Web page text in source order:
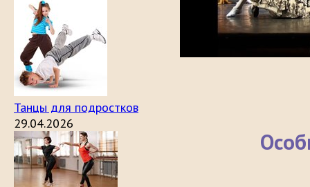
Танцы для подростков
29.04.2026